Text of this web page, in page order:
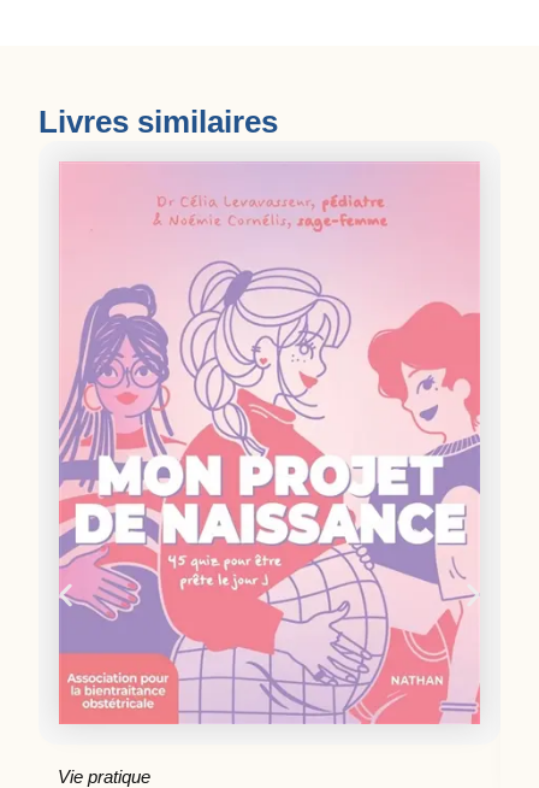
Livres similaires
Vie pratique